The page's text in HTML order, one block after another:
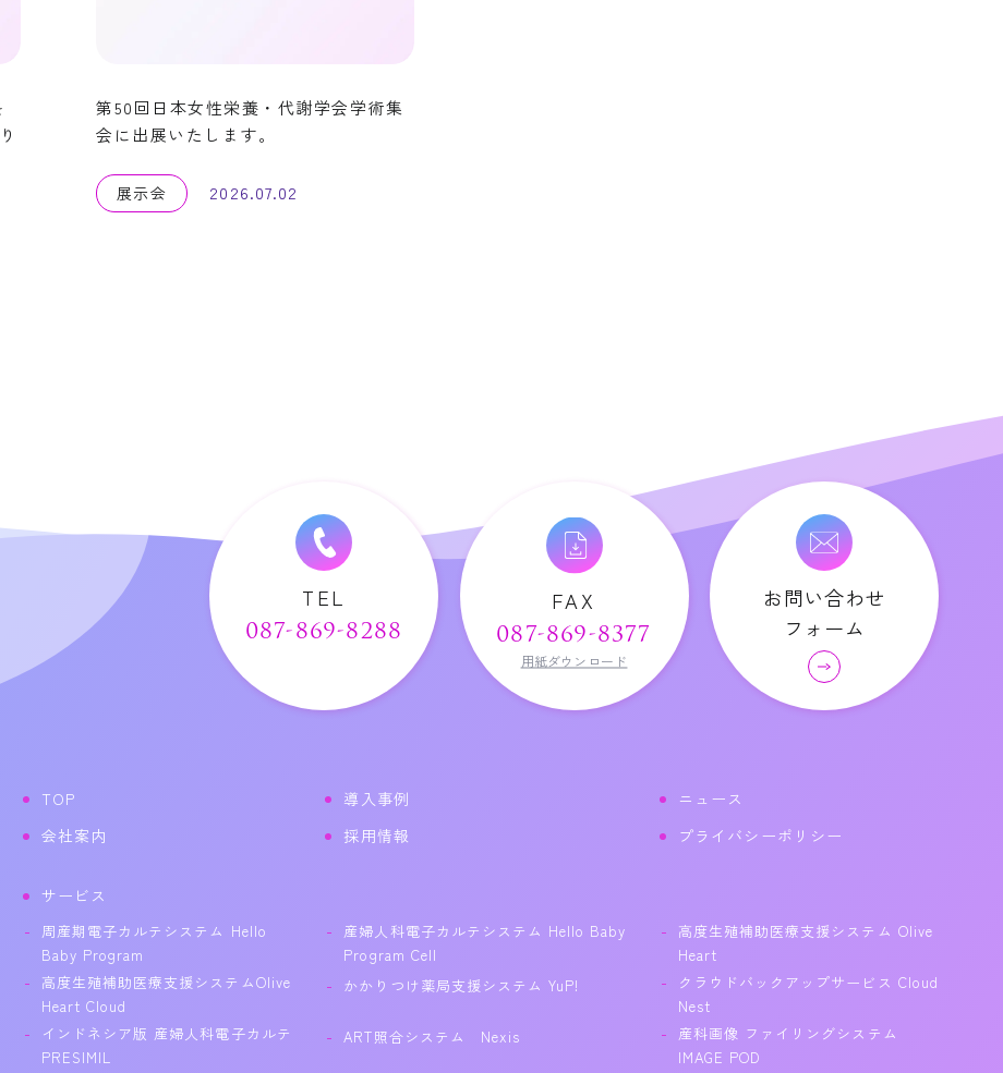
第50回日本女性栄養・代謝学会学術集
会に出展いたします。
展示会 2026.07.02
TEL
087-869-8288
FAX
087-869-8377
用紙ダウンロード
お問い合わせ
フォーム
TOP
会社案内
導入事例
採用情報
ニュース
プライバシーポリシー
サービス
周産期電子カルテシステム Hello
Baby Program
産婦人科電子カルテシステム Hello Baby
Program Cell
高度生殖補助医療支援システム Olive
Heart
高度生殖補助医療支援システムOlive
Heart Cloud
かかりつけ薬局支援システム YuP!
クラウドバックアップサービス Cloud
Nest
インドネシア版 産婦人科電子カルテ
PRESIMIL
ART照合システム Nexis
産科画像 ファイリングシステム
IMAGE POD